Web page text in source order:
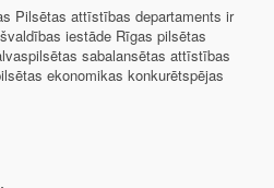
Pilsētas attīstības departaments ir
iestāde Rīgas pilsētas
sabalansētas attīstības
ekonomikas konkurētspējas